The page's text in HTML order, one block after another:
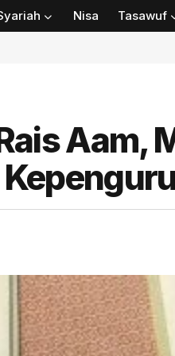
Nisa Tasawuf
Aam,